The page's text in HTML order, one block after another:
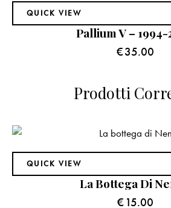
Pallium V –
€35.00
QUICK VIEW
Prodotti
La Bottega Di
€15.00
QUICK VIEW